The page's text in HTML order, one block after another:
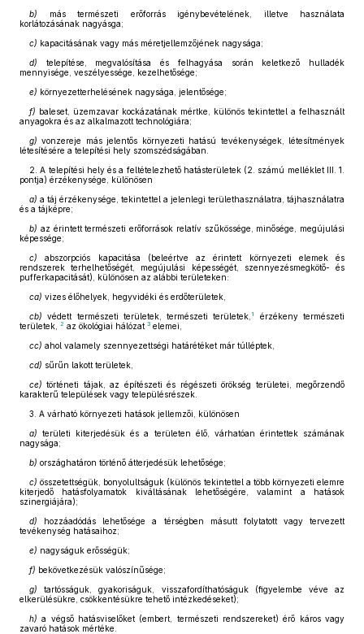
b) más természeti erőforrás igénybevételének, illetve használata
korlátozásának nagyásga;
c) kapacitásának vagy más méretjellemzőjének nagysága;
d) telepítése, megvalósítása és felhagyása során keletkező hulladék
mennyisége, veszélyessége, kezelhetősége;
e) környezetterhelésének nagysága, jelentősége;
f) baleset, üzemzavar kockázatának mértke, különös tekintettel a felhasznált
anyagokra és az alkalmazott technológiára;
g) vonzereje más jelentős környezeti hatású tevékenységek, létesítmények
létesítésére a telepítési hely szomszédságában.
2. A telepítési hely és a feltételezhető hatásterületek (2. számú melléklet III. 1.
pontja) érzékenysége, különösen
a) a táj érzékenysége, tekintettel a jelenlegi területhasználatra, tájhasználatra
és a tájképre;
b) az érintett természeti erőforrások relatív szűkössége, minősége, megújulási
képessége;
c) abszorpciós kapacitása (beleértve az érintett környezeti elemek és
rendszerek terhelhetőségét, megújulási képességét, szennyezésmegkötő- és
pufferkapacitását), különösen az alábbi területeken:
ca) vizes élőhelyek, hegyvidéki és erdőterületek,
cb) védett természeti területek, természeti területek, 1
érzékeny természeti
területek,
2 az ökológiai hálózat 3 elemei,
cc) ahol valamely szennyezettségi határétéket már túlléptek,
cd) sűrűn lakott területek,
ce) történeti tájak, az építészeti és régészeti örökség területei, megőrzendő
karakterű települések vagy településrészek.
3. A várható környezeti hatások jellemzői, különösen
a) területi kiterjedésük és a területen élő, várhatóan érintettek számának
nagysága;
b) országhatáron történő átterjedésük lehetősége;
c) összetettségük, bonyolultságuk (különös tekintettel a több környezeti elemre
kiterjedő hatásfolyamatok kiváltásának lehetőségére, valamint a hatások
szinergiájára);
d) hozzáadódás lehetősége a térségben másutt folytatott vagy tervezett
tevékenység hatásaihoz;
e) nagyságuk erősségük;
f) bekövetkezésük valószínűsége;
g) tartósságuk, gyakoriságuk, visszafordíthatóságuk (figyelembe véve az
elkerülésükre, csökkentésükre tehető intézkedéseket);
h) a végső hatásviselőket (embert, természeti rendszereket) érő káros vagy
zavaró hatások mértéke.